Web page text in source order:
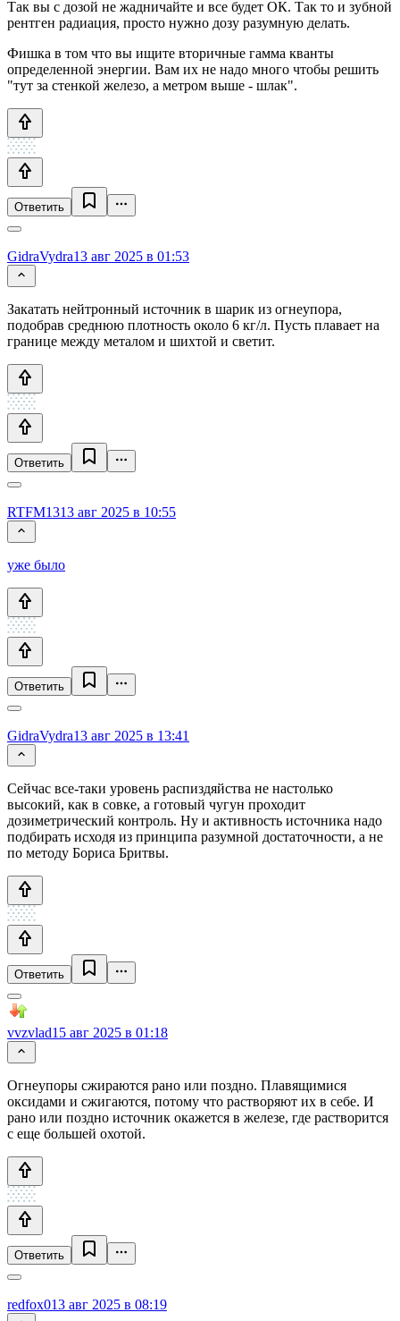
Так вы с дозой не жадничайте и все будет ОК. Так то и зубной
рентген радиация, просто нужно дозу разумную делать.
Фишка в том что вы ищите вторичные гамма кванты
определенной энергии. Вам их не надо много чтобы решить
"тут за стенкой железо, а метром выше - шлак".
Ответить
GidraVydra13 авг 2025 в 01:53
Закатать нейтронный источник в шарик из огнеупора,
подобрав среднюю плотность около 6 кг/л. Пусть плавает на
границе между металом и шихтой и светит.
Ответить
RTFM1313 авг 2025 в 10:55
уже было
Ответить
GidraVydra13 авг 2025 в 13:41
Сейчас все-таки уровень распиздяйства не настолько
высокий, как в совке, а готовый чугун проходит
дозиметрический контроль. Ну и активность источника надо
подбирать исходя из принципа разумной достаточности, а не
по методу Бориса Бритвы.
Ответить
vvzvlad15 авг 2025 в 01:18
Огнеупоры сжираются рано или поздно. Плавящимися
оксидами и сжигаются, потому что растворяют их в себе. И
рано или поздно источник окажется в железе, где растворится
с еще большей охотой.
Ответить
redfox013 авг 2025 в 08:19